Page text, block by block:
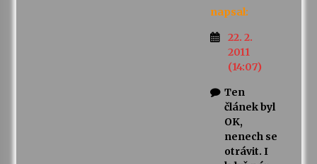
napsal:
22. 2.
2011
(14:07)
Ten
článek byl
OK,
nenech se
otrávit. I